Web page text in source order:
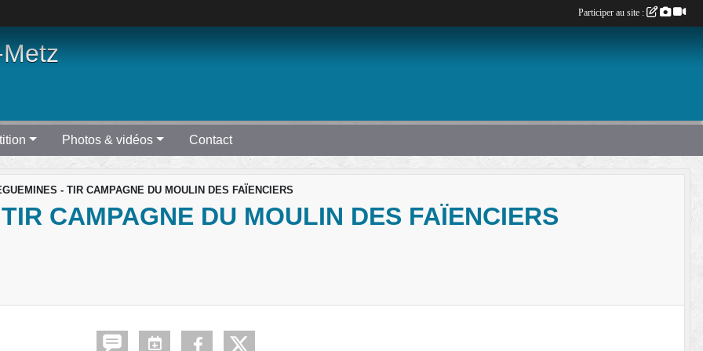
Photos & vidéos Contact
- TIR CAMPAGNE DU MOULIN DES FAÏENCIERS
CAMPAGNE DU MOULIN DES FAÏENCIERS
Participer au site :